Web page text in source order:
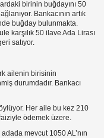
birinin buğdayını 50
Bankacının artık
buğday bulunmakta.
karşılık 50 ilave Ada Lirası
satıyor.
ailenin birisinin
durumdadır. Bankacı
Her aile bu kez 210
ödemek üzere.
mevcut 1050 AL’nın
ÖNLEME YÖNTEMİ